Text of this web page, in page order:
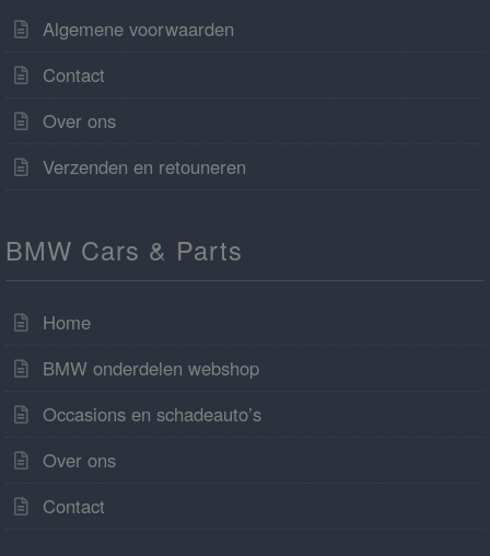
Algemene voorwaarden
Contact
Over ons
Verzenden en retouneren
BMW Cars & Parts
Home
BMW onderdelen webshop
Occasions en schadeauto’s
Over ons
Contact